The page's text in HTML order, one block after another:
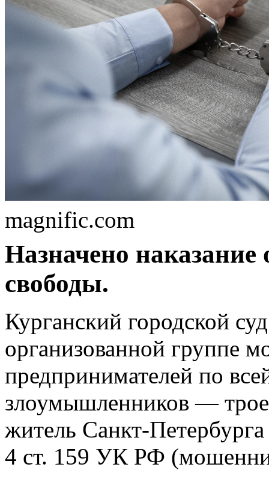
magnific.com
Назначено
свободы.
Курганский городской
организованной группе
предпринимателей по
злоумышленников —
житель
4 ст. 159 УК РФ